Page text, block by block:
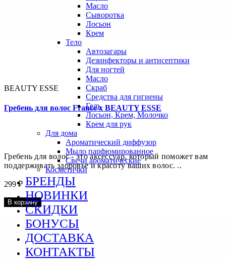
Масло
Сыворотка
Лосьон
Крем
Тело
Автозагары
Дезинфекторы и антисептики
Для ногтей
Масло
Скраб
Средства для гигиены
Гель
Лосьон, Крем, Молочко
Крем для рук
Для дома
Ароматический диффузор
Мыло парфюмированное
Свечи ароматические
Косметички
БРЕНДЫ
НОВИНКИ
СКИДКИ
БОНУСЫ
ДОСТАВКА
КОНТАКТЫ
BEAUTY ESSE
Гребень для волос France x BEAUTY ESSE
Гребень для волос - это аксессуар, который поможет вам
поддерживать здоровье и красоту ваших волос. ..
299 ₽
В корзину